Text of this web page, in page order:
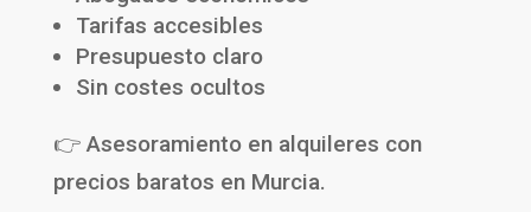
Tarifas accesibles
Presupuesto claro
Sin costes ocultos
👉 Asesoramiento en alquileres con
precios baratos en Murcia.